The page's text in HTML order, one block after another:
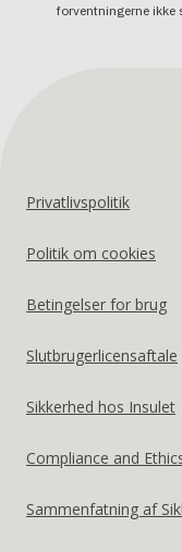
forventningerne ikke
Footer
United
States
Privatlivspolitik
Politik om cookies
Betingelser for brug
Slutbrugerlicensaftale
Sikkerhed hos Insulet
Compliance and
Sammenfatning af